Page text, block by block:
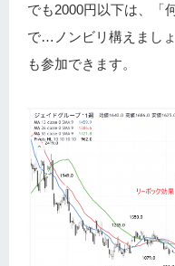
でも2000円以下は、「
で…ノンビリ構えまし
も参加できます。